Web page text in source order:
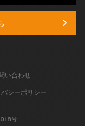
い合わせ
シーポリシー
号